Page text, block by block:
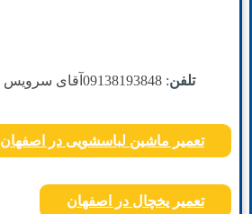
تلفن: 09138193848 آقای سرویس
تعمیر ماشین لباسشویی در اصفهان
تعمیر یخچال در اصفهان